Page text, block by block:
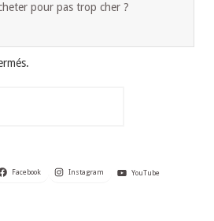
pour pas trop cher ?
Facebook Instagram YouTube